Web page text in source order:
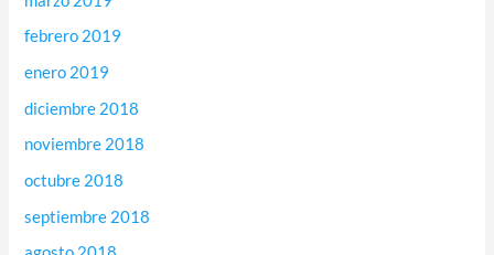
febrero 2019
enero 2019
diciembre 2018
noviembre 2018
octubre 2018
septiembre 2018